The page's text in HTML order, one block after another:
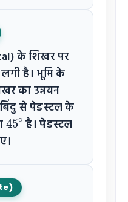
के शिखर पर
लगी है। भूमि के
का उन्नयन
से पेडस्टल के
45∘
है। पेडस्टल